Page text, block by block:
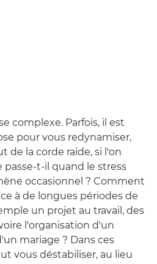
complexe. Parfois, il est
pour vous redynamiser,
de la corde raide, si l'on
passe-t-il quand le stress
occasionnel ? Comment
à de longues périodes de
un projet au travail, des
l'organisation d'un
mariage ? Dans ces
vous déstabiliser, au lieu